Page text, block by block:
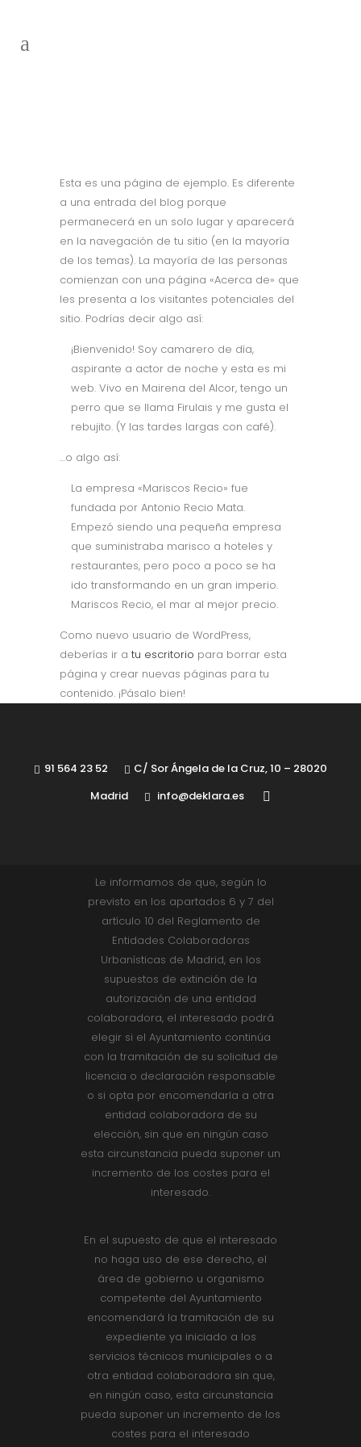
Esta es una página de ejemplo. Es diferente
a una entrada del blog porque
permanecerá en un solo lugar y aparecerá
en la navegación de tu sitio (en la mayoría
de los temas). La mayoría de las personas
comienzan con una página «Acerca de» que
les presenta a los visitantes potenciales del
sitio. Podrías decir algo así:
¡Bienvenido! Soy camarero de día,
aspirante a actor de noche y esta es mi
web. Vivo en Mairena del Alcor, tengo un
perro que se llama Firulais y me gusta el
rebujito. (Y las tardes largas con café).
…o algo así:
La empresa «Mariscos Recio» fue
fundada por Antonio Recio Mata.
Empezó siendo una pequeña empresa
que suministraba marisco a hoteles y
restaurantes, pero poco a poco se ha
ido transformando en un gran imperio.
Mariscos Recio, el mar al mejor precio.
Como nuevo usuario de WordPress,
deberías ir a tu escritorio para borrar esta
página y crear nuevas páginas para tu
contenido. ¡Pásalo bien!
91 564 23 52
C/ Sor Ángela de la Cruz, 10 – 28020
Madrid
info@deklara.es
Le informamos de que, según lo
previsto en los apartados 6 y 7 del
artículo 10 del Reglamento de
Entidades Colaboradoras
Urbanísticas de Madrid, en los
supuestos de extinción de la
autorización de una entidad
colaboradora, el interesado podrá
elegir si el Ayuntamiento continúa
con la tramitación de su solicitud de
licencia o declaración responsable
o si opta por encomendarla a otra
entidad colaboradora de su
elección, sin que en ningún caso
esta circunstancia pueda suponer un
incremento de los costes para el
interesado.
En el supuesto de que el interesado
no haga uso de ese derecho, el
área de gobierno u organismo
competente del Ayuntamiento
encomendará la tramitación de su
expediente ya iniciado a los
servicios técnicos municipales o a
otra entidad colaboradora sin que,
en ningún caso, esta circunstancia
pueda suponer un incremento de los
costes para el interesado